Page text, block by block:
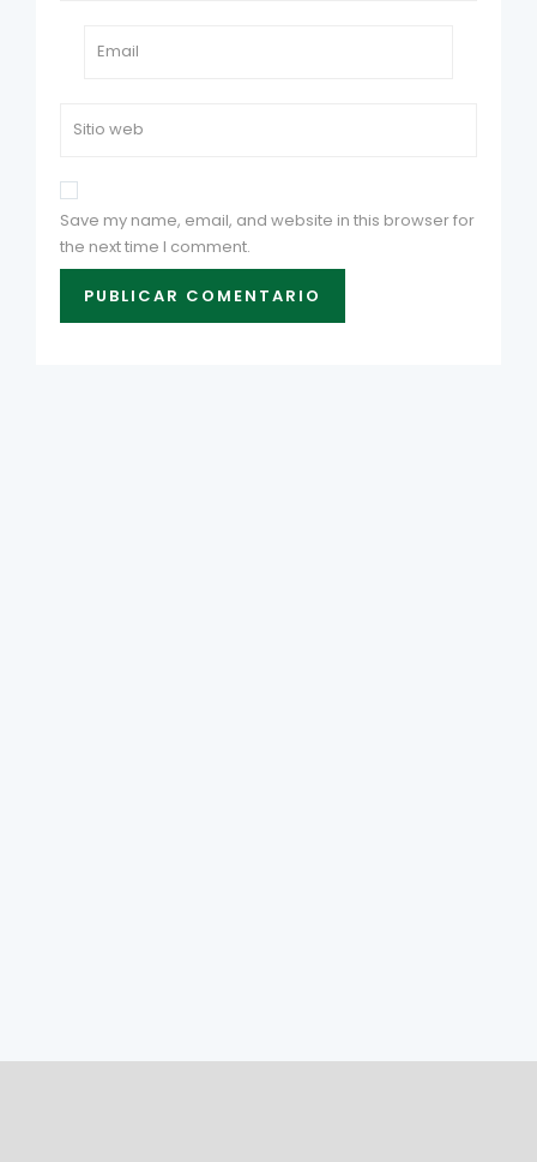
Save my name, email, and website in this browser for
the next time I comment.